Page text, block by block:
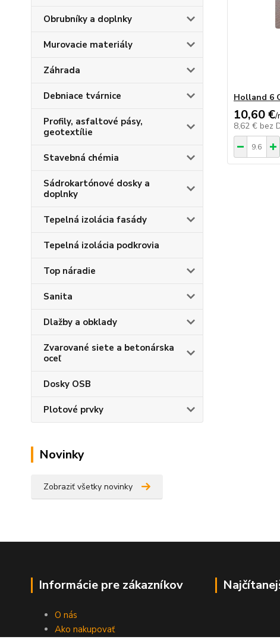
Obrubníky a doplnky
Murovacie materiály
Záhrada
Debniace tvárnice
Profily, asfaltové pásy,
geotextílie
Stavebná chémia
Sádrokartónové dosky a
doplnky
Tepelná izolácia fasády
Tepelná izolácia podkrovia
Top náradie
Sanita
Dlažby a obklady
Zvarované siete a betonárska
oceľ
Dosky OSB
Plotové prvky
Novinky
Zobraziť všetky novinky
Holland 6
10,60 €/
8,62 € bez
Informácie pre zákazníkov
O nás
Ako nakupovať